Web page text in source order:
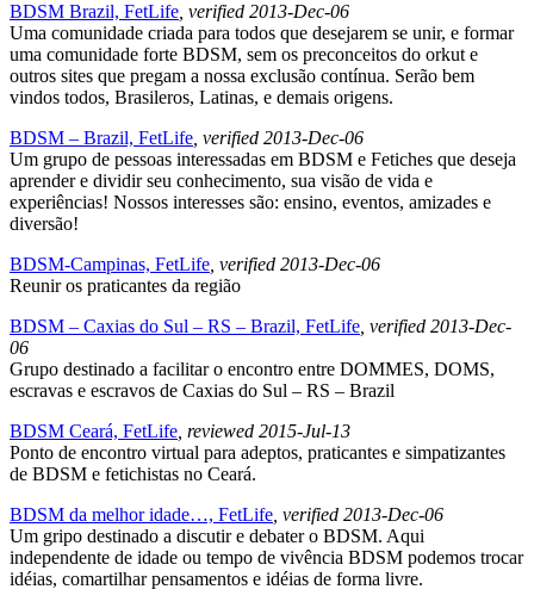
BDSM Brazil, FetLife , verified 2013-Dec-06
Uma comunidade criada para todos que desejarem se unir, e formar
uma comunidade forte BDSM, sem os preconceitos do orkut e
outros sites que pregam a nossa exclusão contínua. Serão bem
vindos todos, Brasileros, Latinas, e demais origens.
BDSM – Brazil, FetLife , verified 2013-Dec-06
Um grupo de pessoas interessadas em BDSM e Fetiches que deseja
aprender e dividir seu conhecimento, sua visão de vida e
experiências! Nossos interesses são: ensino, eventos, amizades e
diversão!
BDSM-Campinas, FetLife , verified 2013-Dec-06
Reunir os praticantes da região
BDSM – Caxias do Sul – RS – Brazil, FetLife , verified 2013-Dec-
06
Grupo destinado a facilitar o encontro entre DOMMES, DOMS,
escravas e escravos de Caxias do Sul – RS – Brazil
BDSM Ceará, FetLife , reviewed 2015-Jul-13
Ponto de encontro virtual para adeptos, praticantes e simpatizantes
de BDSM e fetichistas no Ceará.
BDSM da melhor idade…, FetLife , verified 2013-Dec-06
Um gripo destinado a discutir e debater o BDSM. Aqui
independente de idade ou tempo de vivência BDSM podemos trocar
idéias, comartilhar pensamentos e idéias de forma livre.